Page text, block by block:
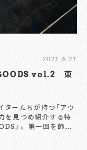
2021.6.21
vol.2 東
ーたちが持つ「アウ
を見つめ紹介する特
を飾っ